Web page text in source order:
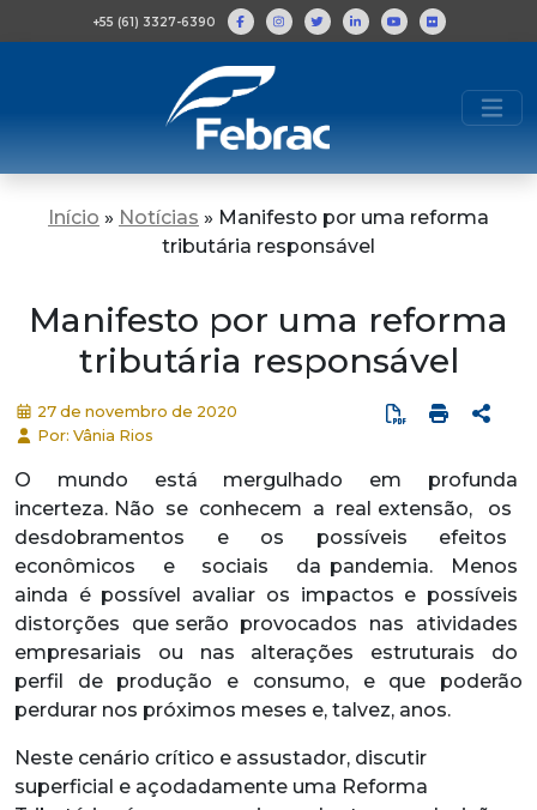
+55 (61) 3327-6390
Início » Notícias » Manifesto por uma reforma
tributária responsável
Manifesto por uma reforma
tributária responsável
27 de novembro de 2020
Por: Vânia Rios
O mundo está mergulhado em profunda
incerteza. Não se conhecem a real extensão, os
desdobramentos e os possíveis efeitos
econômicos e sociais da pandemia. Menos
ainda é possível avaliar os impactos e possíveis
distorções que serão provocados nas atividades
empresariais ou nas alterações estruturais do
perfil de produção e consumo, e que poderão
perdurar nos próximos meses e, talvez, anos.
Neste cenário crítico e assustador, discutir
superficial e açodadamente uma Reforma